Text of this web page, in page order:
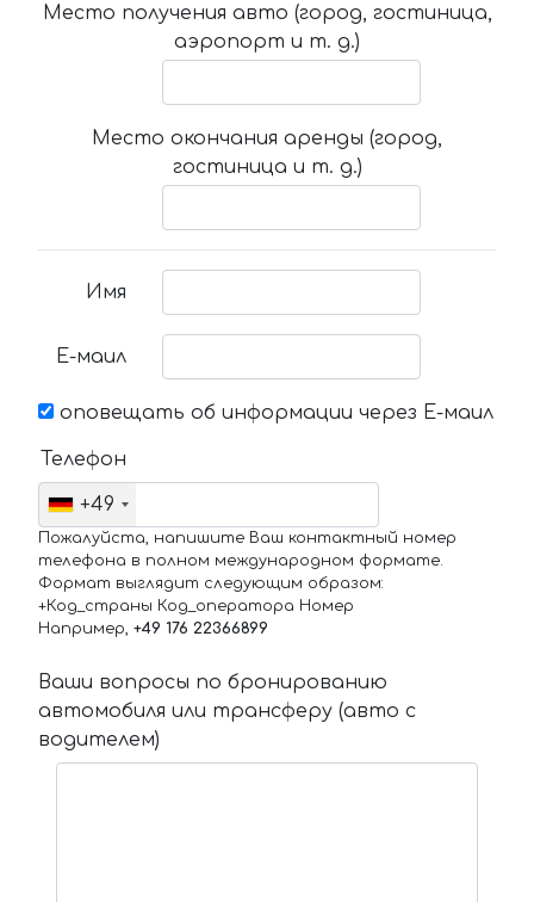
Место получения авто (город, гостиница,
аэропорт и т. д.)
Место окончания аренды (город,
гостиница и т. д.)
Имя
Е-маил
оповещать об информации через Е-маил
Телефон
+49
Пожалуйста, напишите Ваш контактный номер
телефона в полном международном формате.
Формат выглядит следующим образом:
+Код_страны Код_оператора Номер
Например, +49 176 22366899
Ваши вопросы по бронированию
автомобиля или трансферу (авто с
водителем)